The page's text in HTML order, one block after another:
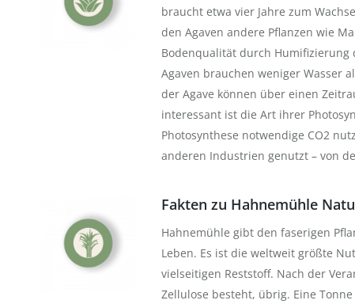
braucht etwa vier Jahre zum
den Agaven andere Pflanzen wie
Bodenqualität durch Humifizierung
Agaven brauchen weniger Wasser
der Agave können über einen
interessant ist die Art ihrer
Photosynthese notwendige CO2
anderen Industrien genutzt – von
Fakten zu Hahnemühle
Hahnemühle gibt den faserigen
Leben. Es ist die weltweit größte
vielseitigen Reststoff. Nach der
Zellulose besteht, übrig. Eine